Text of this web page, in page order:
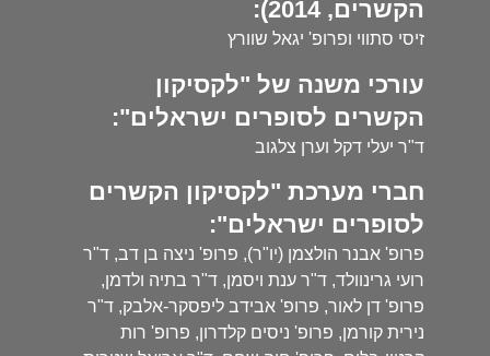
הקשרים, 2014):
זיסי סתווי ופרופ' יגאל שוורץ
עורכי משנה של "לקסיקון
הקשרים לסופרים ישראלים":
ד"ר יעלי דקל וערן צלגוב
חברי מערכת "לקסיקון הקשרים
לסופרים ישראלים":
פרופ' אבנר הולצמן (יו"ר), פרופ' ניצה בן דב, ד"ר
רועי גרינוולד, ד"ר ענת ויסמן, ד"ר בתיה ולדמן,
פרופ' דן לאור, פרופ' אבידב ליפסקר-אלבק, ד"ר
נירית קורמן, פרופ' ניסים קלדרון, פרופ' רות